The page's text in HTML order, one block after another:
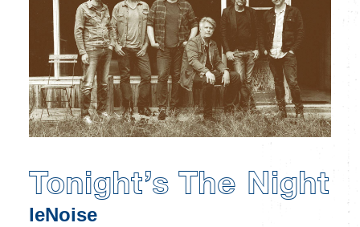
Tonight’s The Night
leNoise